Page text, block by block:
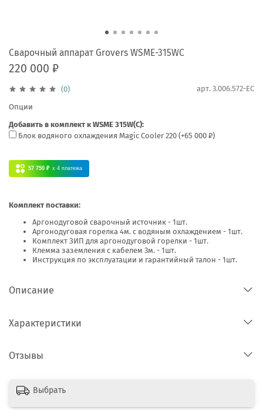
(0) арт. 3.006.572-EC
Сварочный аппарат Grovers WSME-315WС
220 000 ₽
57 750 ₽ x 4 платежа
Опции
Добавить в комплект к WSME 315W(C):
Блок водяного охлаждения Magic Cooler 220 (+65 000 ₽)
Комплект поставки:
Аргонодуговой сварочный источник - 1шт.
Аргонодуговая горелка 4м. с водяным охлаждением - 1шт.
Комплект ЗИП для аргонодуговой горелки - 1шт.
Клемма заземления с кабелем 3м. - 1шт.
Инструкция по эксплуатации и гарантийный талон - 1шт.
Описание
Характеристики
Отзывы
Выбрать